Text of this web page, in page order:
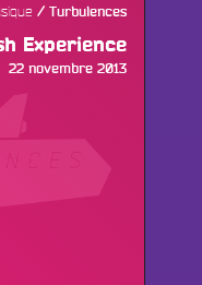
Experience
Turbulences
Publié
22 novembre 2013